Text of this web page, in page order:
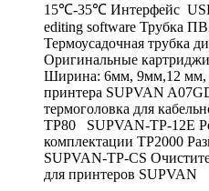
15℃-35℃ Интерфейс
editing software Трубка
Термоусадочная трубка
Оригинальные
Ширина: 6мм, 9мм,12 мм,
принтера SUPVAN
термоголовка для
TP80 SUPVAN-TP-12E
комплектации TP2000
SUPVAN-TP-CS
для принтеров SUPVAN